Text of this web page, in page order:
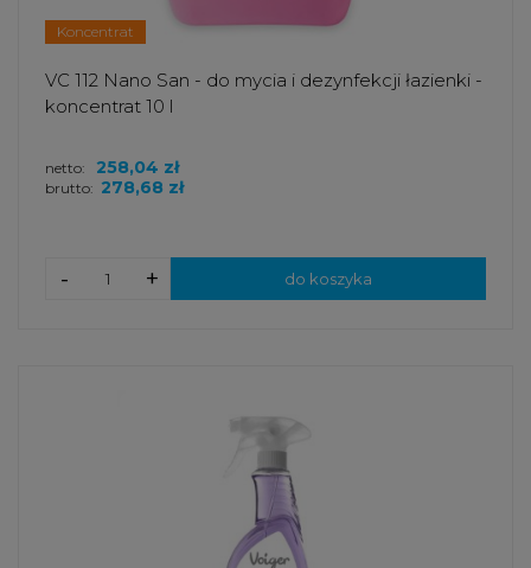
Koncentrat
VC 112 Nano San - do mycia i dezynfekcji łazienki -
koncentrat 10 l
brutto: 278,68 zł
netto: 258,04 zł
+
- do koszyka